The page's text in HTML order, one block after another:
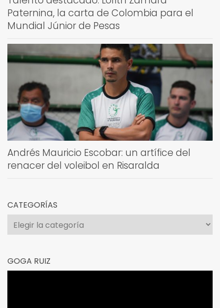
Paternina, la carta de Colombia para el
Mundial Júnior de Pesas
Andrés Mauricio Escobar: un artífice del
renacer del voleibol en Risaralda
CATEGORÍAS
Categorías
GOGA RUIZ